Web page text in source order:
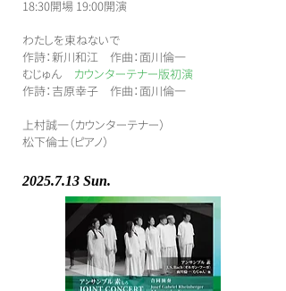
​18:30開場 19:00開演
​わたしを束ねないで
作詩：新川和江 作曲：面川倫一
​むじゅん カウンターテナー版初演
作詩：吉原幸子 作曲：面川倫一
上村誠一（カウンターテナー）
松下倫士（ピアノ）
2025.7.13 Sun.